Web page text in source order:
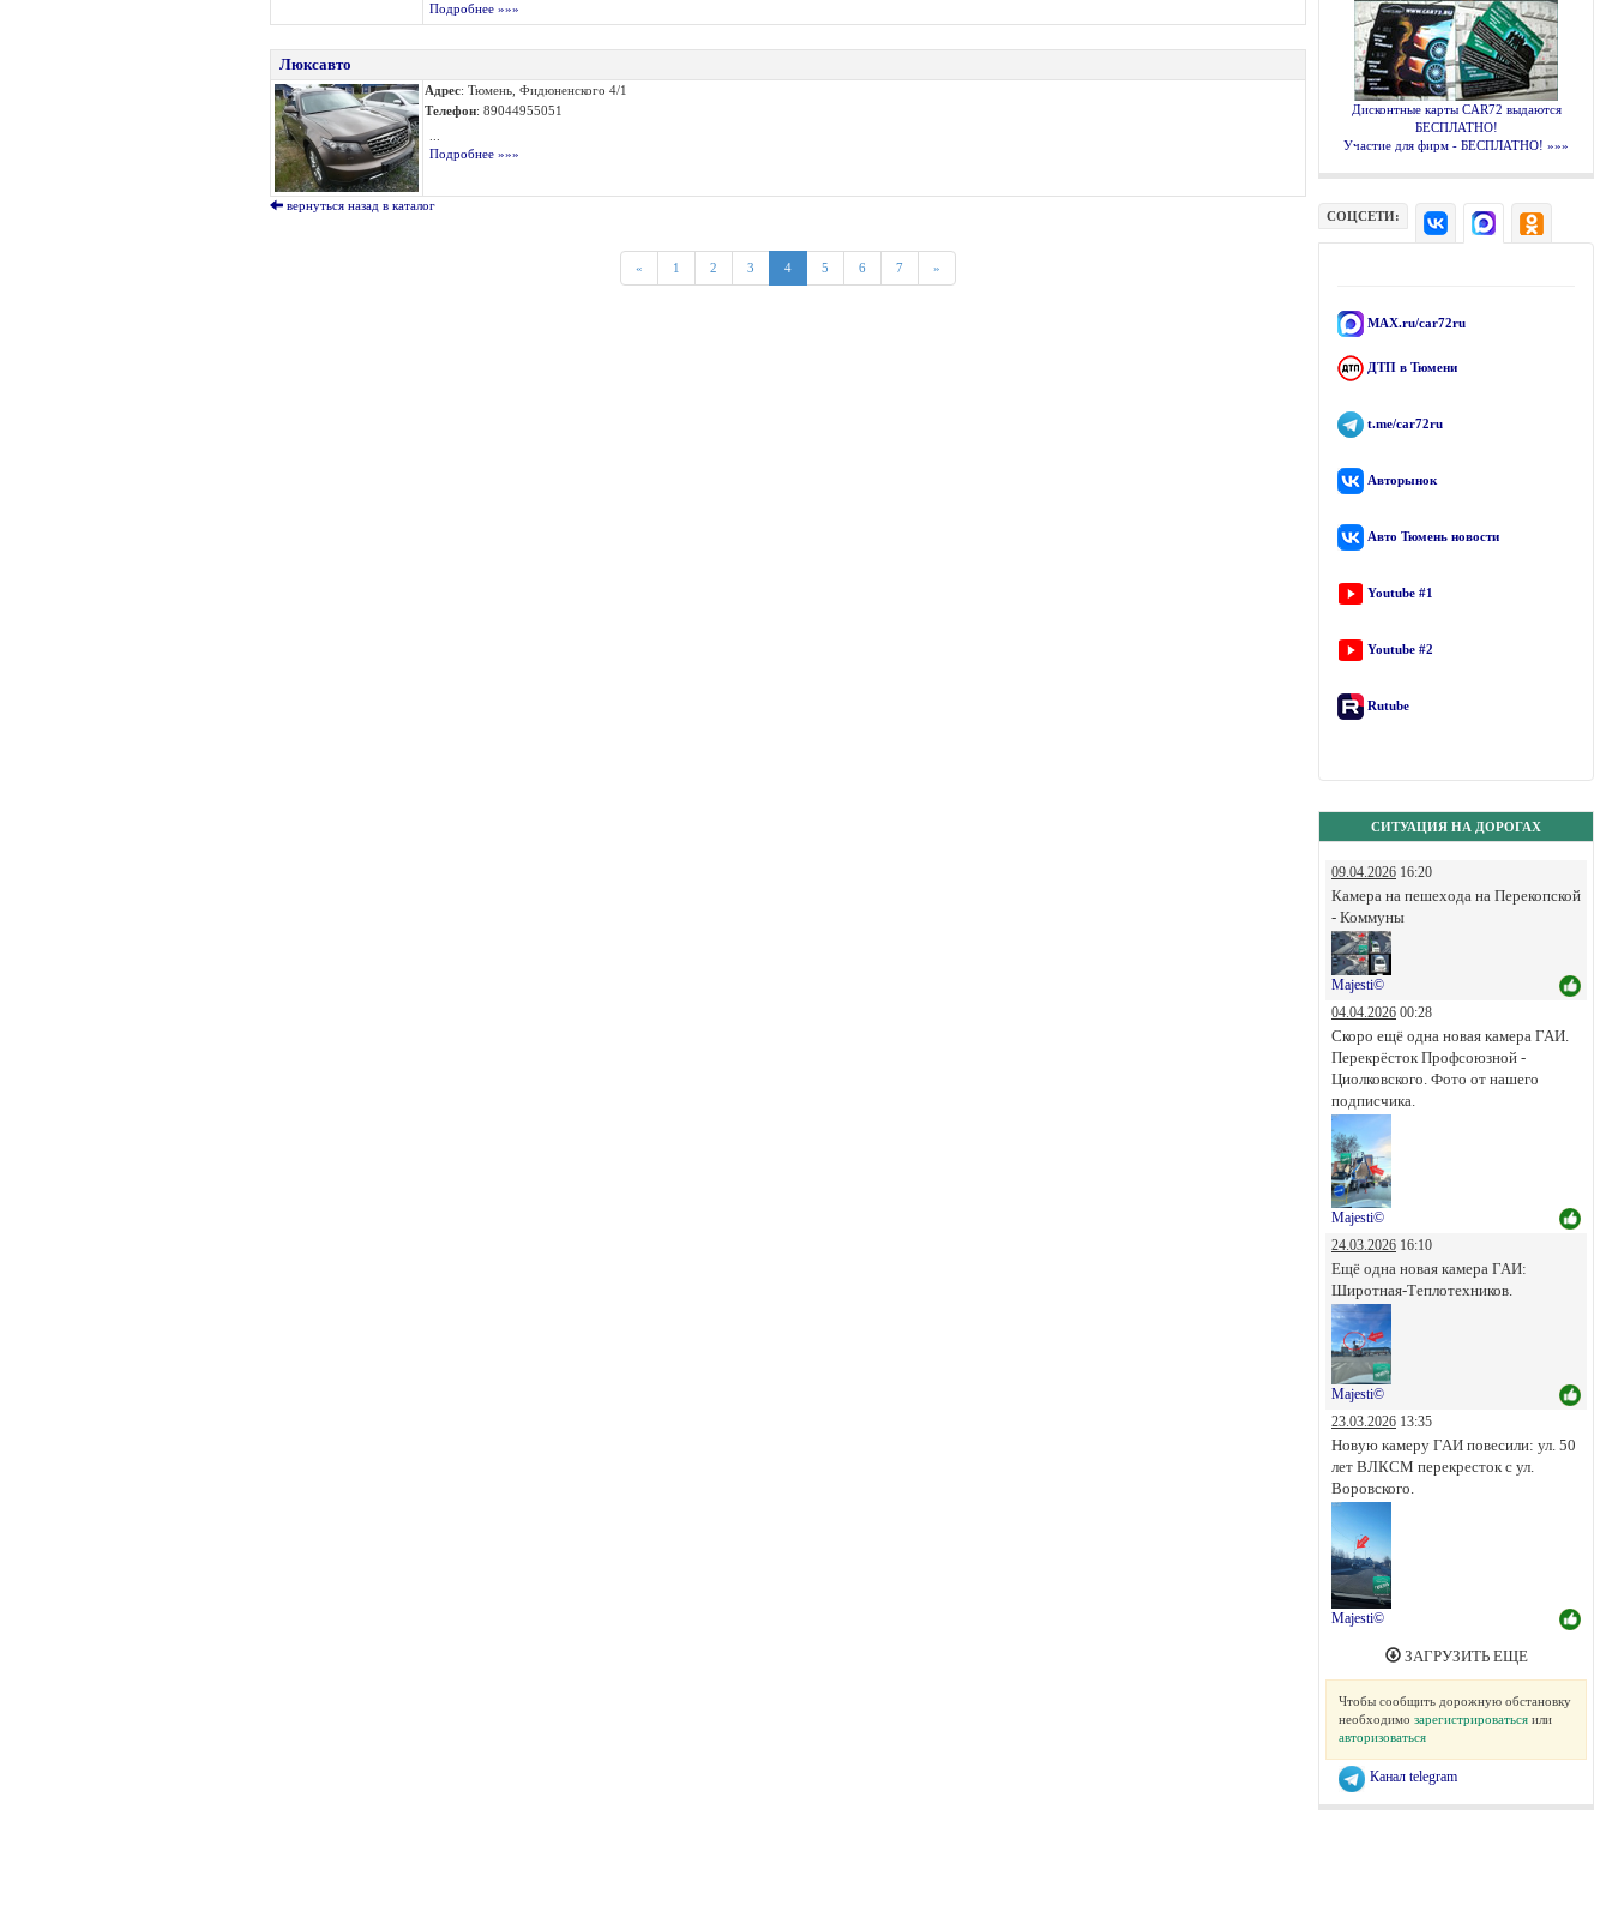
Дисконтные карты CAR72 выдаются
БЕСПЛАТНО!
Участие для фирм - БЕСПЛАТНО! »»»
СОЦСЕТИ:
MAX.ru/car72ru
ДТП в Тюмени
t.me/car72ru
Авторынок
Авто Тюмень новости
Youtube #1
Youtube #2
Rutube
СИТУАЦИЯ НА ДОРОГАХ
09.04.2026 16:20
Камера на пешехода на Перекопской
- Коммуны
Majesti©
04.04.2026 00:28
Скоро ещё одна новая камера ГАИ.
Перекрёсток Профсоюзной -
Циолковского. Фото от нашего
подписчика.
Majesti©
24.03.2026 16:10
Ещё одна новая камера ГАИ:
Широтная-Теплотехников.
Majesti©
23.03.2026 13:35
Новую камеру ГАИ повесили: ул. 50
лет ВЛКСМ перекресток с ул.
Воровского.
Majesti©
ЗАГРУЗИТЬ ЕЩЕ
Чтобы сообщить дорожную обстановку
необходимо зарегистрироваться или
авторизоваться
Канал telegram
Подробнее »»»
Люксавто
Адрес: Тюмень, Фидюненского 4/1
Телефон: 89044955051
Подробнее »»»
вернуться назад в каталог
« 1 2 3 4 5 6 7 »